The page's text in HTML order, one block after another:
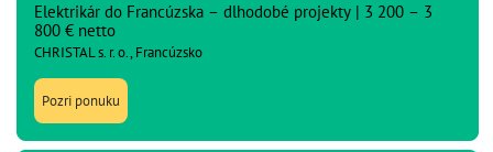
Elektrikár do Francúzska – dlhodobé projekty | 3 200 – 3
800 € netto
CHRISTAL s. r. o., Francúzsko
Pozri ponuku